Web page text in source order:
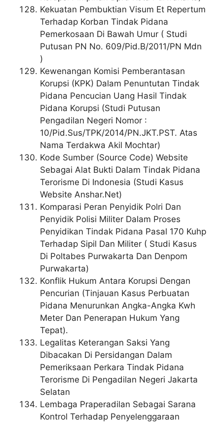
Kekuatan Pembuktian Visum Et Repertum
Terhadap Korban Tindak Pidana
Pemerkosaan Di Bawah Umur ( Studi
Putusan PN No. 609/Pid.B/2011/PN Mdn
)
Kewenangan Komisi Pemberantasan
Korupsi (KPK) Dalam Penuntutan Tindak
Pidana Pencucian Uang Hasil Tindak
Pidana Korupsi (Studi Putusan
Pengadilan Negeri Nomor :
10/Pid.Sus/TPK/2014/PN.JKT.PST. Atas
Nama Terdakwa Akil Mochtar)
Kode Sumber (Source Code) Website
Sebagai Alat Bukti Dalam Tindak Pidana
Terorisme Di Indonesia (Studi Kasus
Website Anshar.Net)
Komparasi Peran Penyidik Polri Dan
Penyidik Polisi Militer Dalam Proses
Penyidikan Tindak Pidana Pasal 170 Kuhp
Terhadap Sipil Dan Militer ( Studi Kasus
Di Poltabes Purwakarta Dan Denpom
Purwakarta)
Konflik Hukum Antara Korupsi Dengan
Pencurian (Tinjauan Kasus Perbuatan
Pidana Menurunkan Angka-Angka Kwh
Meter Dan Penerapan Hukum Yang
Tepat).
Legalitas Keterangan Saksi Yang
Dibacakan Di Persidangan Dalam
Pemeriksaan Perkara Tindak Pidana
Terorisme Di Pengadilan Negeri Jakarta
Selatan
Lembaga Praperadilan Sebagai Sarana
Kontrol Terhadap Penyelenggaraan